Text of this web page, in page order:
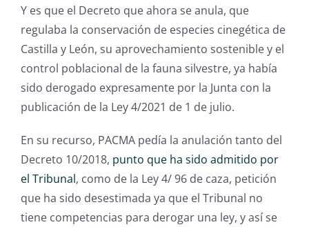
Y es que el Decreto que ahora se anula, que
regulaba la conservación de especies cinegética de
Castilla y León, su aprovechamiento sostenible y el
control poblacional de la fauna silvestre, ya había
sido derogado expresamente por la Junta con la
publicación de la Ley 4/2021 de 1 de julio.
En su recurso, PACMA pedía la anulación tanto del
Decreto 10/2018, punto que ha sido admitido por
el Tribunal, como de la Ley 4/ 96 de caza, petición
que ha sido desestimada ya que el Tribunal no
tiene competencias para derogar una ley, y así se